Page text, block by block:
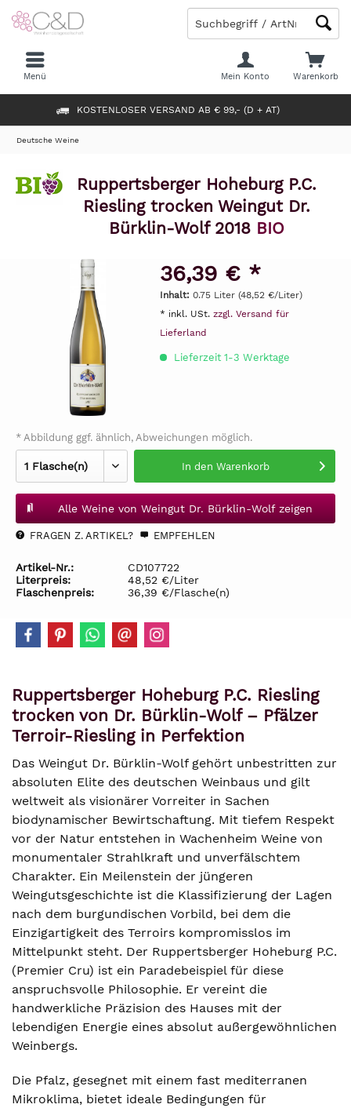
KOSTENLOSER VERSAND AB € 99,- (D + AT)
Warenkorb
Mein Konto
Menü
Deutsche Weine
Ruppertsberger Hoheburg P.C.
Riesling trocken Weingut Dr.
Bürklin-Wolf 2018 BIO
36,39 € *
Inhalt: 0.75 Liter (48,52 €/Liter)
* inkl. USt. zzgl. Versand für
Lieferland
Lieferzeit 1-3 Werktage
* Abbildung ggf. ähnlich, Abweichungen möglich.
In den Warenkorb
Alle Weine von Weingut Dr. Bürklin-Wolf zeigen
FRAGEN Z. ARTIKEL? EMPFEHLEN
Artikel-Nr.:
CD107722
Literpreis:
48,52 €/Liter
Flaschenpreis:
36,39 €/Flasche(n)
Ruppertsberger Hoheburg P.C. Riesling
trocken von Dr. Bürklin-Wolf – Pfälzer
Terroir-Riesling in Perfektion
Das Weingut Dr. Bürklin-Wolf gehört unbestritten zur
absoluten Elite des deutschen Weinbaus und gilt
weltweit als visionärer Vorreiter in Sachen
biodynamischer Bewirtschaftung. Mit tiefem Respekt
vor der Natur entstehen in Wachenheim Weine von
monumentaler Strahlkraft und unverfälschtem
Charakter. Ein Meilenstein der jüngeren
Weingutsgeschichte ist die Klassifizierung der Lagen
nach dem burgundischen Vorbild, bei dem die
Einzigartigkeit des Terroirs kompromisslos im
Mittelpunkt steht. Der Ruppertsberger Hoheburg P.C.
(Premier Cru) ist ein Paradebeispiel für diese
anspruchsvolle Philosophie. Er vereint die
handwerkliche Präzision des Hauses mit der
lebendigen Energie eines absolut außergewöhnlichen
Weinbergs.
Die Pfalz, gesegnet mit einem fast mediterranen
Mikroklima, bietet ideale Bedingungen für